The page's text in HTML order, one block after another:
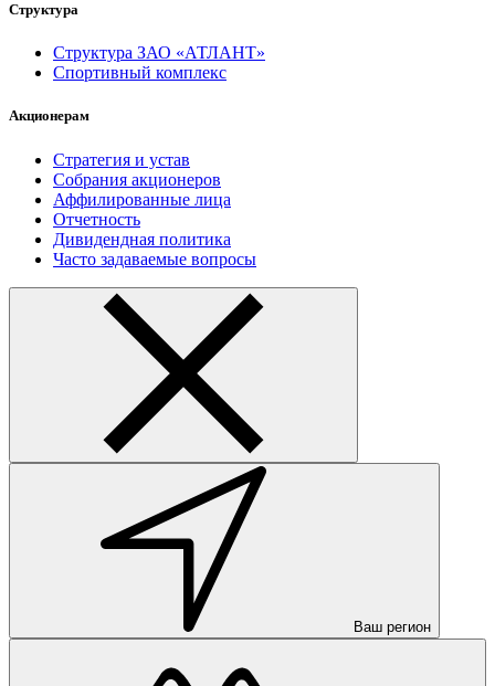
Структура
Структура ЗАО «АТЛАНТ»
Спортивный комплекс
Акционерам
Стратегия и устав
Собрания акционеров
Аффилированные лица
Отчетность
Дивидендная политика
Часто задаваемые вопросы
Ваш регион